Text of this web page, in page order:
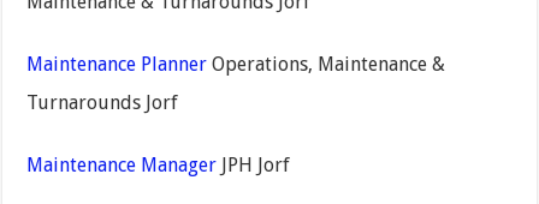
Maintenance PlannerOperations, Maintenance &
Turnarounds Jorf
Maintenance ManagerJPH Jorf